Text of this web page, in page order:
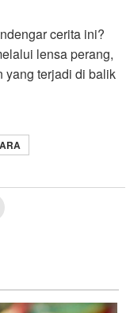
cerita ini?
lensa perang,
yang terjadi di balik